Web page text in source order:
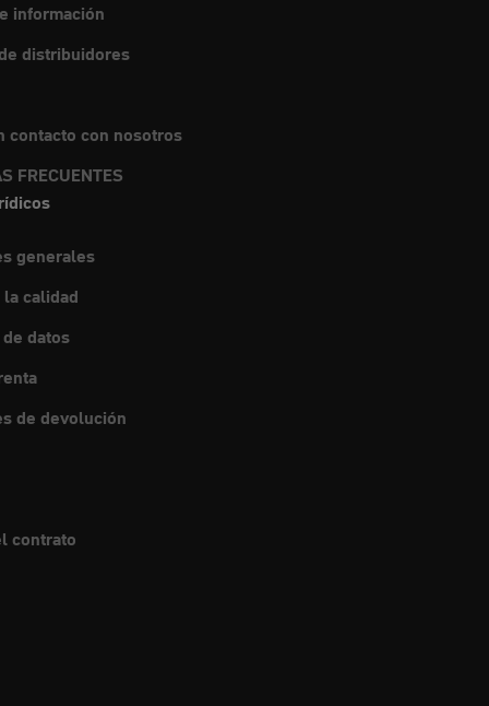
información
distribuidores
contacto con nosotros
FRECUENTES
generales
calidad
datos
de devolución
contrato